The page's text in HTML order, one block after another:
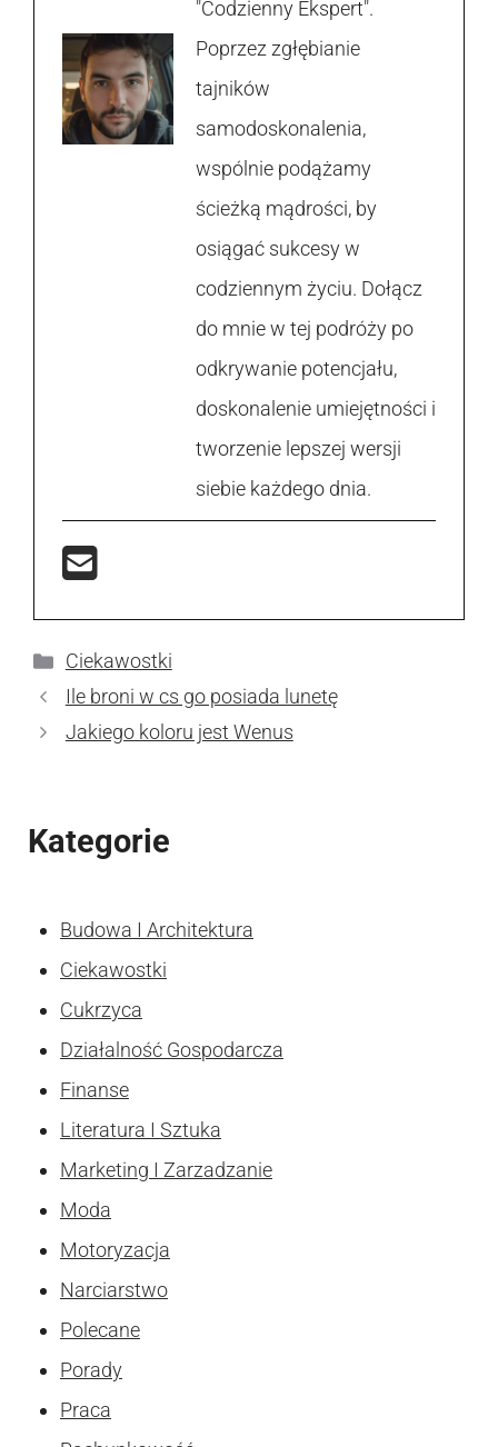
"Codzienny Ekspert".
Poprzez zgłębianie
tajników
samodoskonalenia,
wspólnie podążamy
ścieżką mądrości, by
osiągać sukcesy w
codziennym życiu. Dołącz
do mnie w tej podróży po
odkrywanie potencjału,
doskonalenie umiejętności i
tworzenie lepszej wersji
siebie każdego dnia.
Kategorie
Ciekawostki
Ile broni w cs go posiada lunetę
Jakiego koloru jest Wenus
Kategorie
Budowa I Architektura
Ciekawostki
Cukrzyca
Działalność Gospodarcza
Finanse
Literatura I Sztuka
Marketing I Zarzadzanie
Moda
Motoryzacja
Narciarstwo
Polecane
Porady
Praca